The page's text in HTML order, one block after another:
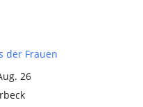
der Frauen
26